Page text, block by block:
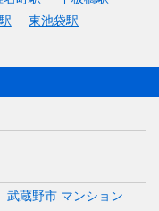
東池袋駅
武蔵野市 マンション